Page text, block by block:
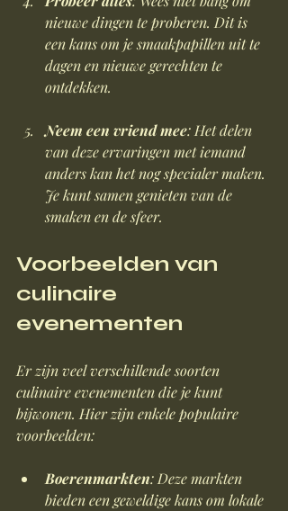
nieuwe dingen te proberen. Dit is
een kans om je smaakpapillen uit te
dagen en nieuwe gerechten te
ontdekken.
Neem een vriend mee: Het delen
van deze ervaringen met iemand
anders kan het nog specialer maken.
Je kunt samen genieten van de
smaken en de sfeer.
Voorbeelden van
culinaire
evenementen
Er zijn veel verschillende soorten
culinaire evenementen die je kunt
bijwonen. Hier zijn enkele populaire
voorbeelden:
Boerenmarkten: Deze markten
bieden een geweldige kans om lokale